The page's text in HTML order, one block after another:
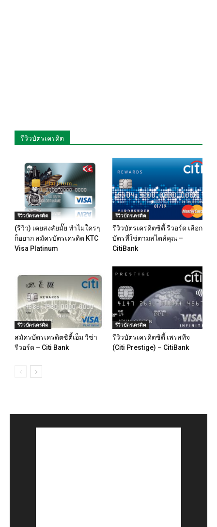
รีวิวบัตรเครดิต
รีวิวบัตรเครดิต
(รีวิว) เคยสงสัยมั๊ย ทำไมใครๆ
ก็อยาก สมัครบัตรเครดิต KTC
Visa Platinum
รีวิวบัตรเครดิต
รีวิวบัตรเครดิตซิตี้ รีวอร์ด เลือก
บัตรที่ใช่ตามสไตล์คุณ –
CitiBank
รีวิวบัตรเครดิต
สมัครบัตรเครดิตซิตี้เอ็ม วีซ่า
รีวอร์ด – Citi Bank
รีวิวบัตรเครดิต
รีวิวบัตรเครดิตซิตี้ เพรสทีจ
(Citi Prestige) – CitiBank